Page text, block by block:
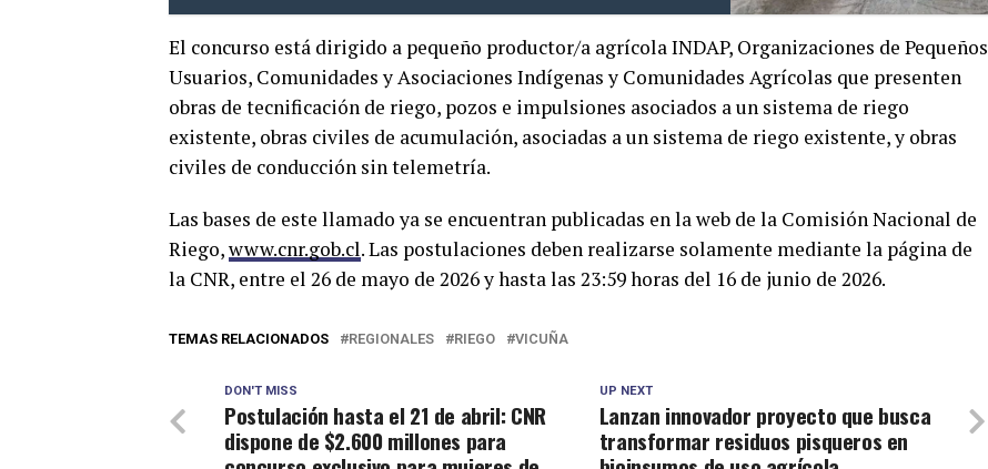
El concurso está dirigido a pequeño productor/a agrícola INDAP, Organizaciones de Pequeños
Usuarios, Comunidades y Asociaciones Indígenas y Comunidades Agrícolas que presenten
obras de tecnificación de riego, pozos e impulsiones asociados a un sistema de riego
existente, obras civiles de acumulación, asociadas a un sistema de riego existente, y obras
civiles de conducción sin telemetría.
Las bases de este llamado ya se encuentran publicadas en la web de la Comisión Nacional de
Riego,www.cnr.gob.cl. Las postulaciones deben realizarse solamente mediante la página de
la CNR, entre el 26 de mayo de 2026 y hasta las 23:59 horas del 16 de junio de 2026.
TEMAS RELACIONADOS REGIONALES RIEGO VICUÑA
UP NEXT
Lanzan innovador proyecto que busca
transformar residuos pisqueros en
DON'T MISS
Postulación hasta el 21 de abril: CNR
dispone de $2.600 millones para